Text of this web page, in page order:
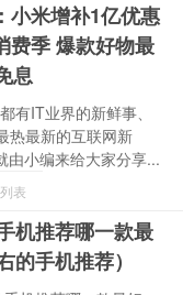
小米增补1亿优惠
费季 爆款好物最
息
有IT业界的新鲜事、
热最新的互联网新
由小编来给大家分享...
表
机推荐哪一款最
的手机推荐）